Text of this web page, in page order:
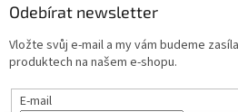
Odebírat newsletter
Vložte svůj e-mail a my vám budeme
produktech na našem e-shopu.
E-mail